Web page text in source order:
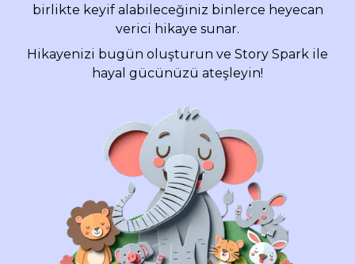
birlikte keyif alabileceğiniz binlerce heyecan
verici hikaye sunar.
Hikayenizi bugün oluşturun ve Story Spark ile
hayal gücünüzü ateşleyin!